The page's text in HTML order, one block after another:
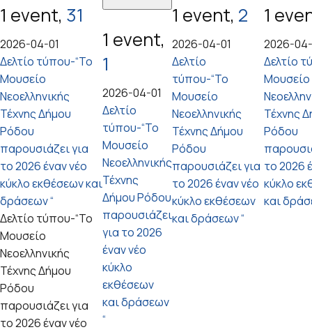
1 event, 31
2026-04-01
Δελτίο τύπου-“Το
Μουσείο
Νεοελληνικής
Τέχνης Δήμου
Ρόδου
παρουσιάζει για
το 2026 έναν νέο
κύκλο εκθέσεων και
δράσεων “
Δελτίο τύπου-“Το
Μουσείο
Νεοελληνικής
Τέχνης Δήμου
Ρόδου
παρουσιάζει για
το 2026 έναν νέο
1 event,
1
2026-04-01
Δελτίο
τύπου-“Το
Μουσείο
Νεοελληνικής
Τέχνης
Δήμου Ρόδου
παρουσιάζει
για το 2026
έναν νέο
κύκλο
εκθέσεων
και δράσεων
“
1 event, 2
2026-04-01
Δελτίο
τύπου-“Το
Μουσείο
Νεοελληνικής
Τέχνης Δήμου
Ρόδου
παρουσιάζει για
το 2026 έναν νέο
κύκλο εκθέσεων
και δράσεων “
1
2026-
Δελτίο
Μουσείο
Τέχνης
Ρόδου
το 2026
κύκλο
και